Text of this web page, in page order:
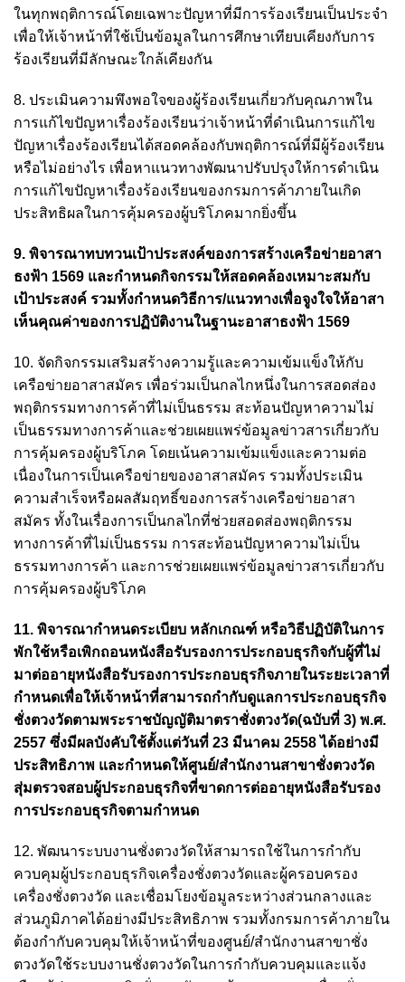
ในทุกพฤติการณ์โดยเฉพาะปัญหาที่มีการร้องเรียนเป็นประจำ
เพื่อให้เจ้าหน้าที่ใช้เป็นข้อมูลในการศึกษาเทียบเคียงกับการ
ร้องเรียนที่มีลักษณะใกล้เคียงกัน
8. ประเมินความพึงพอใจของผู้ร้องเรียนเกี่ยวกับคุณภาพใน
การแก้ไขปัญหาเรื่องร้องเรียนว่าเจ้าหน้าที่ดำเนินการแก้ไข
ปัญหาเรื่องร้องเรียนได้สอดคล้องกับพฤติการณ์ที่มีผู้ร้องเรียน
หรือไม่อย่างไร เพื่อหาแนวทางพัฒนาปรับปรุงให้การดำเนิน
การแก้ไขปัญหาเรื่องร้องเรียนของกรมการค้าภายในเกิด
ประสิทธิผลในการคุ้มครองผู้บริโภคมากยิ่งขึ้น
9. พิจารณาทบทวนเป้าประสงค์ของการสร้างเครือข่ายอาสา
ธงฟ้า 1569 และกำหนดกิจกรรมให้สอดคล้องเหมาะสมกับ
เป้าประสงค์ รวมทั้งกำหนดวิธีการ/แนวทางเพื่อจูงใจให้อาสา
เห็นคุณค่าของการปฏิบัติงานในฐานะอาสาธงฟ้า 1569
10. จัดกิจกรรมเสริมสร้างความรู้และความเข้มแข็งให้กับ
เครือข่ายอาสาสมัคร เพื่อร่วมเป็นกลไกหนึ่งในการสอดส่อง
พฤติกรรมทางการค้าที่ไม่เป็นธรรม สะท้อนปัญหาความไม่
เป็นธรรมทางการค้าและช่วยเผยแพร่ข้อมูลข่าวสารเกี่ยวกับ
การคุ้มครองผู้บริโภค โดยเน้นความเข้มแข็งและความต่อ
เนื่องในการเป็นเครือข่ายของอาสาสมัคร รวมทั้งประเมิน
ความสำเร็จหรือผลสัมฤทธิ์ของการสร้างเครือข่ายอาสา
สมัคร ทั้งในเรื่องการเป็นกลไกที่ช่วยสอดส่องพฤติกรรม
ทางการค้าที่ไม่เป็นธรรม การสะท้อนปัญหาความไม่เป็น
ธรรมทางการค้า และการช่วยเผยแพร่ข้อมูลข่าวสารเกี่ยวกับ
การคุ้มครองผู้บริโภค
11. พิจารณากำหนดระเบียบ หลักเกณฑ์ หรือวิธีปฏิบัติในการ
พักใช้หรือเพิกถอนหนังสือรับรองการประกอบธุรกิจกับผู้ที่ไม่
มาต่ออายุหนังสือรับรองการประกอบธุรกิจภายในระยะเวลาที่
กำหนดเพื่อให้เจ้าหน้าที่สามารถกำกับดูแลการประกอบธุรกิจ
ชั่งตวงวัดตามพระราชบัญญัติมาตราชั่งตวงวัด(ฉบับที่ 3) พ.ศ.
2557 ซึ่งมีผลบังคับใช้ตั้งแต่วันที่ 23 มีนาคม 2558 ได้อย่างมี
ประสิทธิภาพ และกำหนดให้ศูนย์/สำนักงานสาขาชั่งตวงวัด
สุ่มตรวจสอบผู้ประกอบธุรกิจที่ขาดการต่ออายุหนังสือรับรอง
การประกอบธุรกิจตามกำหนด
12. พัฒนาระบบงานชั่งตวงวัดให้สามารถใช้ในการกำกับ
ควบคุมผู้ประกอบธุรกิจเครื่องชั่งตวงวัดและผู้ครอบครอง
เครื่องชั่งตวงวัด และเชื่อมโยงข้อมูลระหว่างส่วนกลางและ
ส่วนภูมิภาคได้อย่างมีประสิทธิภาพ รวมทั้งกรมการค้าภายใน
ต้องกำกับควบคุมให้เจ้าหน้าที่ของศูนย์/สำนักงานสาขาชั่ง
ตวงวัดใช้ระบบงานชั่งตวงวัดในการกำกับควบคุมและแจ้ง